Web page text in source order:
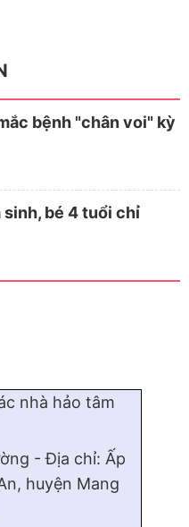
bệnh "chân voi" kỳ
sinh, bé 4 tuổi chỉ
nhà hảo tâm
- Địa chỉ: Ấp
huyện Mang